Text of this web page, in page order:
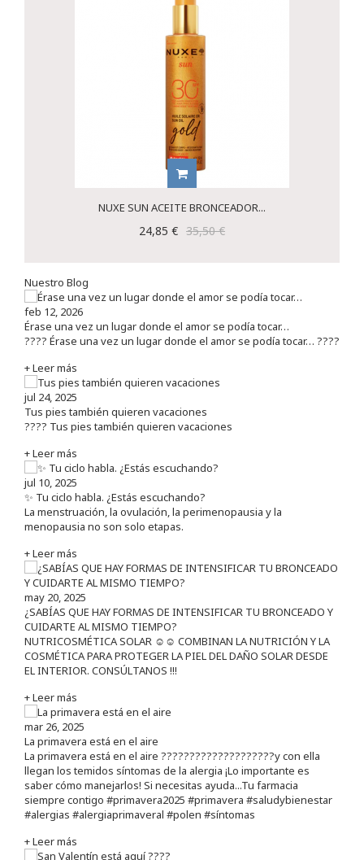
NUXE SUN ACEITE BRONCEADOR...
24,85 € 35,50 €
Nuestro Blog
feb 12, 2026
Érase una vez un lugar donde el amor se podía tocar…
???? Érase una vez un lugar donde el amor se podía tocar… ????
+ Leer más
jul 24, 2025
Tus pies también quieren vacaciones
???? Tus pies también quieren vacaciones
+ Leer más
jul 10, 2025
✨ Tu ciclo habla. ¿Estás escuchando?
La menstruación, la ovulación, la perimenopausia y la
menopausia no son solo etapas.
+ Leer más
may 20, 2025
¿SABÍAS QUE HAY FORMAS DE INTENSIFICAR TU BRONCEADO Y
CUIDARTE AL MISMO TIEMPO?
NUTRICOSMÉTICA SOLAR ☺️☺️ COMBINAN LA NUTRICIÓN Y LA
COSMÉTICA PARA PROTEGER LA PIEL DEL DAÑO SOLAR DESDE
EL INTERIOR. CONSÚLTANOS !!!
+ Leer más
mar 26, 2025
La primavera está en el aire
La primavera está en el aire ????????????????????y con ella
llegan los temidos síntomas de la alergia ¡Lo importante es
saber cómo manejarlos! Si necesitas ayuda...Tu farmacia
siempre contigo #primavera2025 #primavera #saludybienestar
#alergias #alergiaprimaveral #polen #síntomas
+ Leer más